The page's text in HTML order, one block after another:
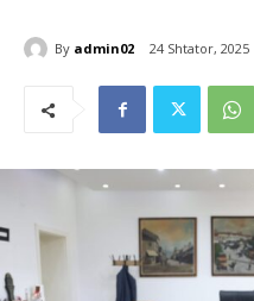
By admin02 24 Shtator, 2025